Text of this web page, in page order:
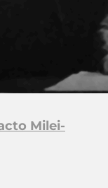
Milei-